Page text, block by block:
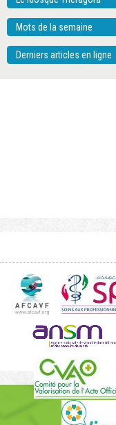
Mots de la semaine
Derniers articles en ligne